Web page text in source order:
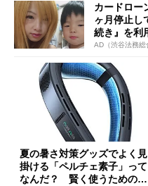
カードロー
ヶ月停止し
続き』を利
AD（渋谷法務総
夏の暑さ対策グッズでよく見
掛ける「ペルチェ素子」って
なんだ？ 賢く使うための注